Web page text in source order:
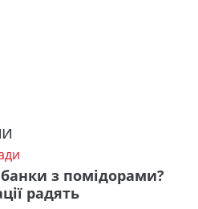
з помідорами?
радять